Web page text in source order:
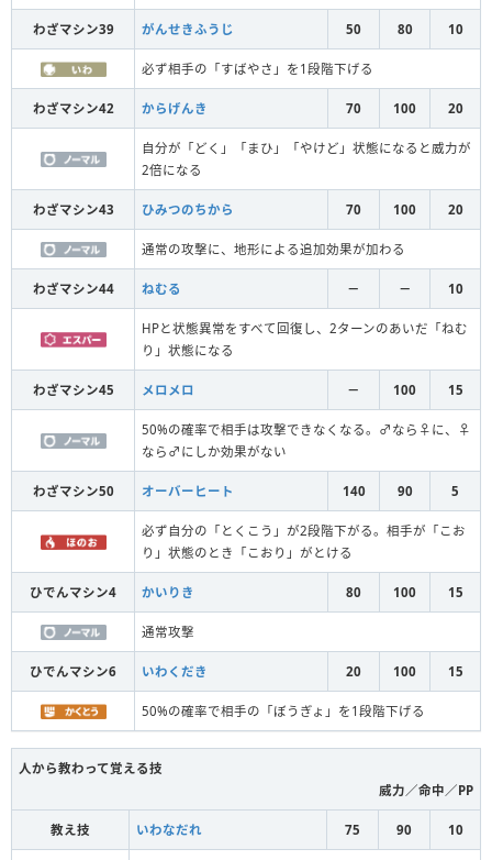
わざマシン39 がんせきふうじ 50 80 10
必ず相手の「すばやさ」を1段階下げる
わざマシン42 からげんき 70 100 20
自分が「どく」「まひ」「やけど」状態になると威力が
2倍になる
わざマシン43 ひみつのちから 70 100 20
通常の攻撃に、地形による追加効果が加わる
わざマシン44 ねむる － － 10
HPと状態異常をすべて回復し、2ターンのあいだ「ねむ
り」状態になる
わざマシン45 メロメロ － 100 15
50%の確率で相手は攻撃できなくなる。♂なら♀に、♀
なら♂にしか効果がない
わざマシン50 オーバーヒート 140 90 5
必ず自分の「とくこう」が2段階下がる。相手が「こお
り」状態のとき「こおり」がとける
ひでんマシン4 かいりき 80 100 15
通常攻撃
ひでんマシン6 いわくだき 20 100 15
50%の確率で相手の「ぼうぎょ」を1段階下げる
人から教わって覚える技
威力／命中／PP
教え技 いわなだれ 75 90 10